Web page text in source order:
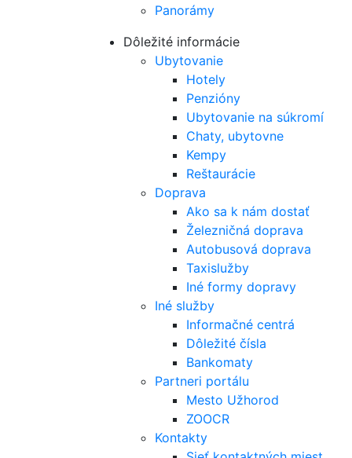
Panorámy
Dôležité informácie
Ubytovanie
Hotely
Penzióny
Ubytovanie na súkromí
Chaty, ubytovne
Kempy
Reštaurácie
Doprava
Ako sa k nám dostať
Železničná doprava
Autobusová doprava
Taxislužby
Iné formy dopravy
Iné služby
Informačné centrá
Dôležité čísla
Bankomaty
Partneri portálu
Mesto Užhorod
ZOOCR
Kontakty